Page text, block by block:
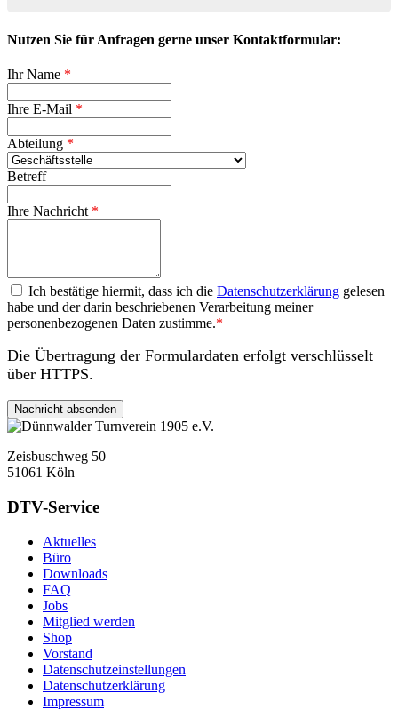
Nutzen Sie für Anfragen gerne unser Kontaktformular:
Ihr Name *
Ihre E-Mail *
Abteilung *
Betreff
Ihre Nachricht *
Datenschutzerklärung
Ich bestätige hiermit, dass ich die Datenschutzerklärung gelesen
habe und der darin beschriebenen Verarbeitung meiner
personenbezogenen Daten zustimme.*
Die Übertragung der Formulardaten erfolgt verschlüsselt
über HTTPS.
Zeisbuschweg 50
51061 Köln
DTV-Service
Aktuelles
Büro
Downloads
FAQ
Jobs
Mitglied werden
Shop
Vorstand
Datenschutzeinstellungen
Datenschutzerklärung
Impressum